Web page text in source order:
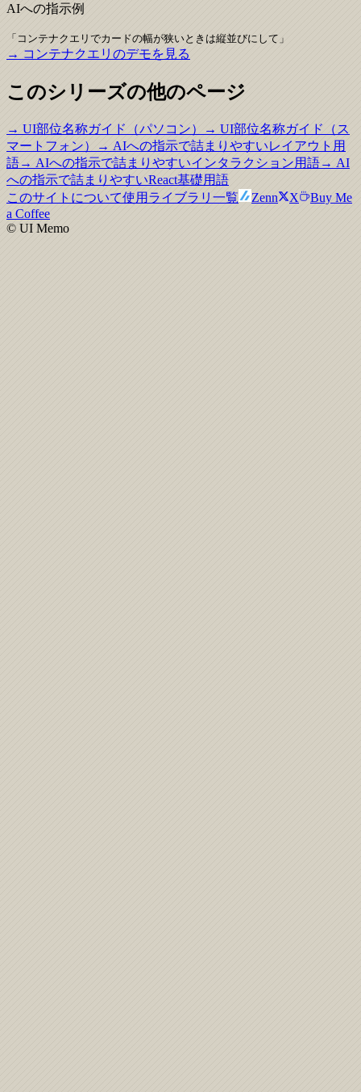
AIへの指示例
「 コンテナクエリでカードの幅が狭いときは縦並びにして 」
→ コンテナクエリのデモを見る
このシリーズの他のページ
→ UI部位名称ガイド（パソコン）
→ UI部位名称ガイド（ス
マートフォン）
→ AIへの指示で詰まりやすいレイアウト用
語→ AIへの指示で詰まりやすいインタラクション用語→ AI
への指示で詰まりやすいReact基礎用語
このサイトについて使用ライブラリ一覧 Zenn X
Buy Me
a Coffee
© UI Memo